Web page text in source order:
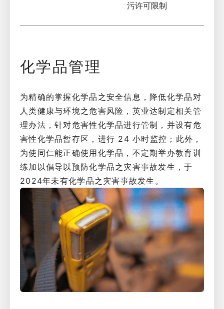
污许可限制
化学品管理
为精确的掌握化学品之安全信息，降低化学品对
人类健康与环境之危害风险，英业达制定相关管
理办法，针对危害性化学品进行管制，并设有危
害性化学品暂存区，进行 24 小时监控；此外，
为使同仁能正确使用化学品，不定期举办教育训
练加以倡导以预防化学品之灾害事故发生，于
2024年未有化学品之灾害事故发生。